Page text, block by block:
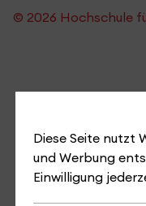
© 2026 Hochschule
Diese Seite nutzt
und Werbung
Einwilligung